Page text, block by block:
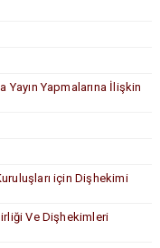
Yapmalarına İlişkin
için Dişhekimi
Ve Dişhekimleri